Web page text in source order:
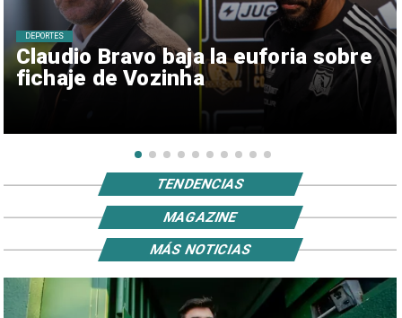
Claudio Bravo baja la euforia sobre
fichaje de Vozinha
DEPORTES
TENDENCIAS
MAGAZINE
MÁS NOTICIAS